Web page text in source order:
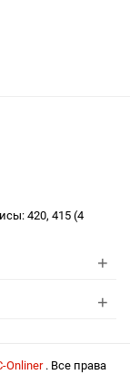
420, 415 (4
+
+
Onliner . Все права